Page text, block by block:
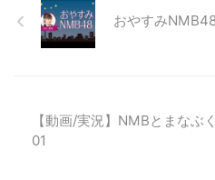
おやすみ
【動画/実況】NMBとまな
01